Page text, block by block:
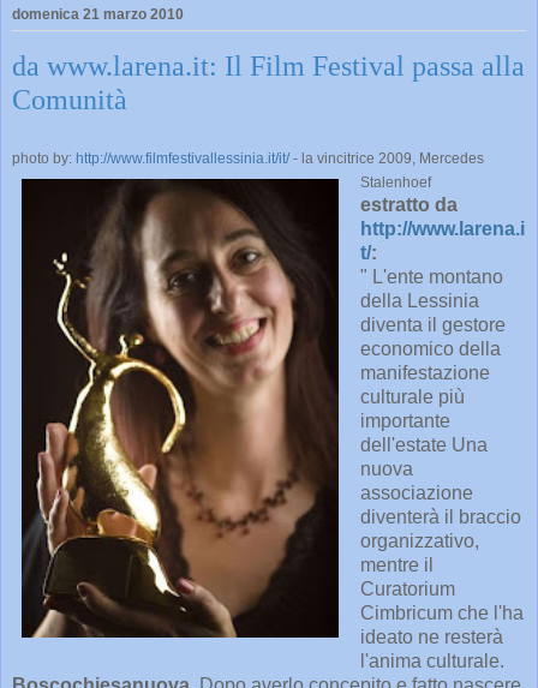
domenica 21 marzo 2010
da www.larena.it: Il Film Festival passa alla
Comunità
photo by: http://www.filmfestivallessinia.it/it/ - la vincitrice 2009, Mercedes
Stalenhoef
estratto da
http://www.larena.i
t/:
" L'ente montano
della Lessinia
diventa il gestore
economico della
manifestazione
culturale più
importante
dell'estate Una
nuova
associazione
diventerà il braccio
organizzativo,
mentre il
Curatorium
Cimbricum che l'ha
ideato ne resterà
l'anima culturale.